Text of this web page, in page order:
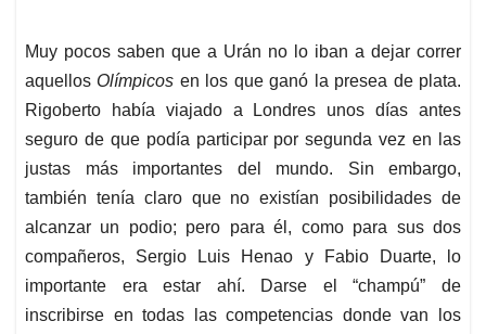
Muy pocos saben que a Urán no lo iban a dejar correr
aquellos Olímpicos en los que ganó la presea de plata.
Rigoberto había viajado a Londres unos días antes
seguro de que podía participar por segunda vez en las
justas más importantes del mundo. Sin embargo,
también tenía claro que no existían posibilidades de
alcanzar un podio; pero para él, como para sus dos
compañeros, Sergio Luis Henao y Fabio Duarte, lo
importante era estar ahí. Darse el “champú” de
inscribirse en todas las competencias donde van los